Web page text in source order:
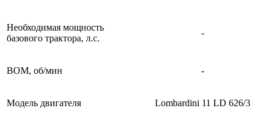
Необходимая мощность
базового трактора, л.с.
-
ВОМ, об/мин -
Модель двигателя Lombardini 11 LD 626/3